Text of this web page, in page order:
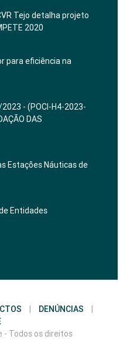
Tejo detalha projeto
2020
para eficiência na
- (POCI-H4-2023-
DAS
Estações Náuticas de
Entidades
| DENÚNCIAS
|
- Todos os direitos